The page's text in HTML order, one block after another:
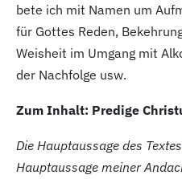
bete ich mit Namen um
für Gottes Reden,
Weisheit im Umgang mit
der Nachfolge usw.
Zum Inhalt: Predige
Die Hauptaussage des
Hauptaussage meiner